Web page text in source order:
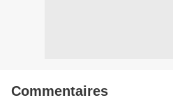
Commentaires